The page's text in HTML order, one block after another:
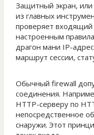
Защитный экран,
из главных
проверяет
настроенным
драгон мани IP-
маршрут сессии,
Обычный firewall
соединения.
HTTP-серверу по
непосредственное
снаружи. Этот